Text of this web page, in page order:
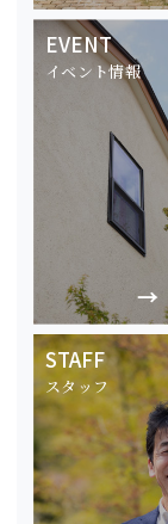
EVENT
イベント情報
STAFF
スタッフ